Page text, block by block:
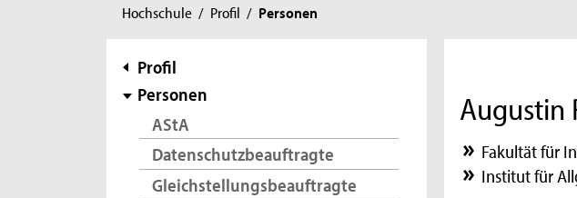
Sie
hier:
Hochschule / Profil / Personen
Subnavigation
Profil
Personen
AStA
Datenschutzbeauftragte
Gleichstellungsbeauftragte
Augustin
Fakultät für
Institut für